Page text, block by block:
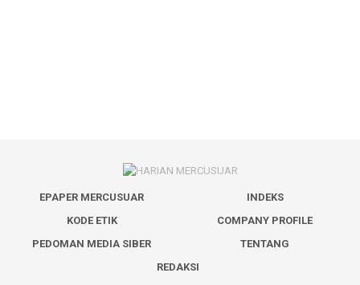
EPAPER MERCUSUAR
INDEKS
KODE ETIK
COMPANY PROFILE
PEDOMAN MEDIA SIBER
TENTANG
REDAKSI